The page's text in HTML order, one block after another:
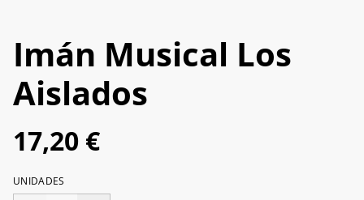
Imán Musical Los
Aislados
17,20 €
UNIDADES